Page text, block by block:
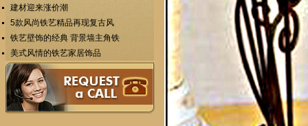
建材迎来涨价潮
5款风尚铁艺精品再现复古风
铁艺壁饰的经典 背景墙主角铁
美式风情的铁艺家居饰品